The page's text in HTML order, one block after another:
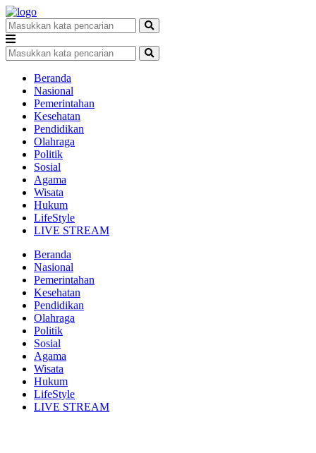
Beranda
Nasional
Pemerintahan
Kesehatan
Pendidikan
Olahraga
Politik
Sosial
Agama
Wisata
Hukum
LifeStyle
LIVE STREAM
Beranda
Nasional
Pemerintahan
Kesehatan
Pendidikan
Olahraga
Politik
Sosial
Agama
Wisata
Hukum
LifeStyle
LIVE STREAM